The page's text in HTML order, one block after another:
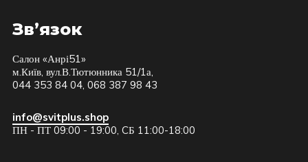
Зв’язок
Салон «Анрі51»
м.Київ, вул.В.Тютюнника 51/1а,
044 353 84 04, 068 387 98 43
info@svitplus.shop
ПН - ПТ 09:00 - 19:00, CБ 11:00-18:00